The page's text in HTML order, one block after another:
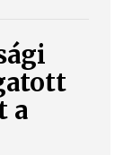
a